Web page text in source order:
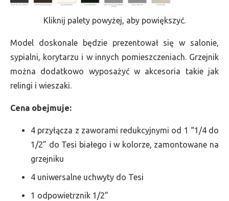
Kliknij palety powyżej, aby powiększyć.
Model doskonale będzie prezentował się w salonie,
sypialni, korytarzu i w innych pomieszczeniach. Grzejnik
można dodatkowo wyposażyć w akcesoria takie jak
relingi i wieszaki.
Cena obejmuje:
4 przyłącza z zaworami redukcyjnymi od 1 “1/4 do
1/2” do Tesi białego i w kolorze, zamontowane na
grzejniku
4 uniwersalne uchwyty do Tesi
1 odpowietrznik 1/2”